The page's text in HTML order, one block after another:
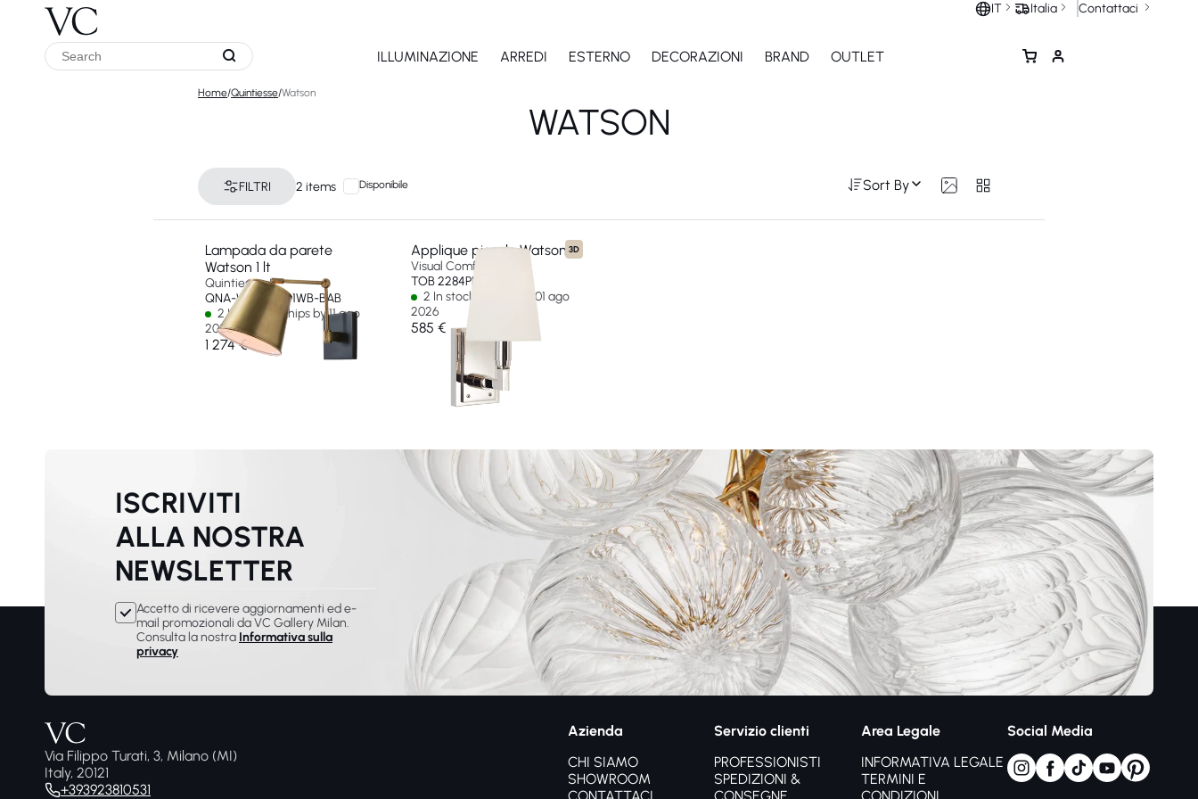
IT Italia Contattaci
ILLUMINAZIONE ARREDI ESTERNO DECORAZIONI BRAND OUTLET
Home/Quintiesse/Watson
WATSON
FILTRI 2 items Disponibile Sort By
Lampada da parete
Watson 1 lt
Quintiesse
QNA-WATSON-1WB-BAB
2 In stock - Ships by 11 ago
2026
1 274 €
3D
Applique piccola Watson
Visual Comfort & Co
TOB 2284PN-L-EU
2 In stock - Ships by 01 ago
2026
585 €
ISCRIVITI
ALLA NOSTRA
NEWSLETTER
Accetto di ricevere aggiornamenti ed e-
mail promozionali da VC Gallery Milan.
Consulta la nostra Informativa sulla
privacy
Via Filippo Turati, 3, Milano (MI)
Italy, 20121
+393923810531
Azienda
CHI SIAMO
SHOWROOM
Servizio clienti
PROFESSIONISTI
SPEDIZIONI &
Area Legale
INFORMATIVA LEGALE
TERMINI E
Social Media